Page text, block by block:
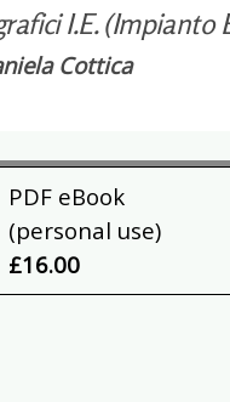
I.E. (Impianto
Cottica
PDF eBook
(personal use)
£16.00